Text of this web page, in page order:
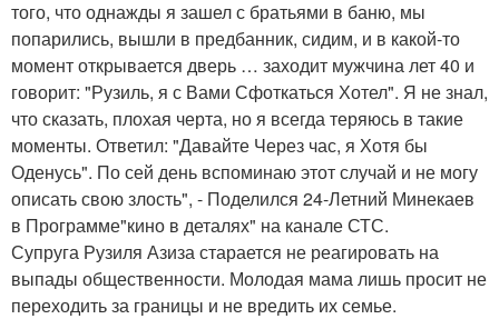
того, что однажды я зашел с братьями в баню, мы
попарились, вышли в предбанник, сидим, и в какой-то
момент открывается дверь … заходит мужчина лет 40 и
говорит: "Рузиль, я с Вами Сфоткаться Хотел". Я не знал,
что сказать, плохая черта, но я всегда теряюсь в такие
моменты. Ответил: "Давайте Через час, я Хотя бы
Оденусь". По сей день вспоминаю этот случай и не могу
описать свою злость", - Поделился 24-Летний Минекаев
в Программе"кино в деталях" на канале СТС.
Супруга Рузиля Азиза старается не реагировать на
выпады общественности. Молодая мама лишь просит не
переходить за границы и не вредить их семье.